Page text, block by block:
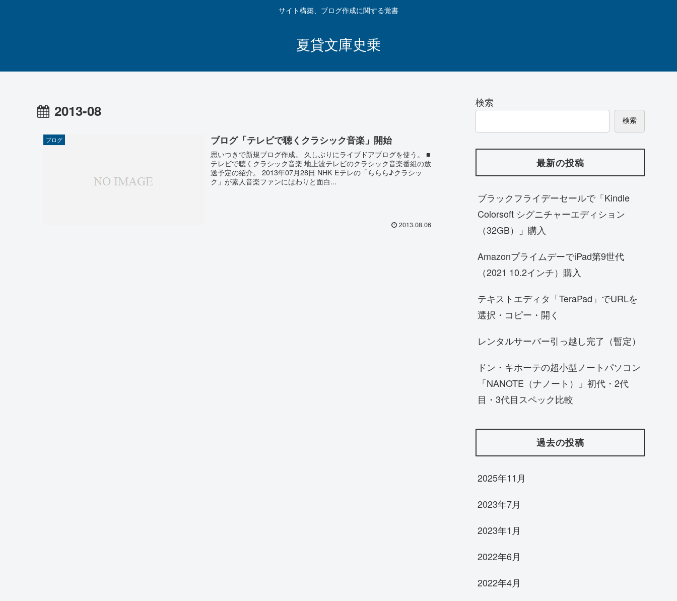
サイト構築、ブログ作成に関する覚書
夏貸文庫史乗
2013-08
ブログ ブログ「テレビで聴くクラシック音楽」開始
思いつきで新規ブログ作成。 久しぶりにライブドアブログを使う。 ■
テレビで聴くクラシック音楽 地上波テレビのクラシック音楽番組の放
送予定の紹介。 2013年07月28日 NHK Eテレの「ららら♪クラシッ
ク」が素人音楽ファンにはわりと面白...
2013.08.06
検索
検索
最新の投稿
ブラックフライデーセールで「Kindle
Colorsoft シグニチャーエディション
（32GB）」購入
AmazonプライムデーでiPad第9世代
（2021 10.2インチ）購入
テキストエディタ「TeraPad」でURLを
選択・コピー・開く
レンタルサーバー引っ越し完了（暫定）
ドン・キホーテの超小型ノートパソコン
「NANOTE（ナノート）」初代・2代
目・3代目スペック比較
過去の投稿
2025年11月
2023年7月
2023年1月
2022年6月
2022年4月